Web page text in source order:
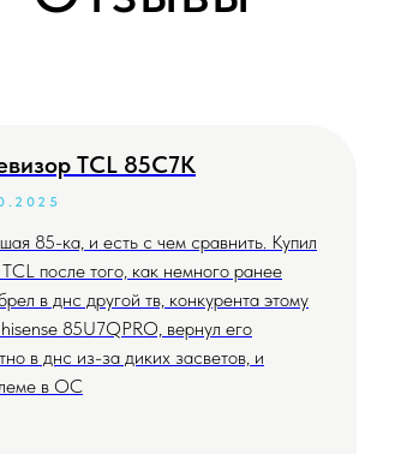
TCL 85C7K
85-ка, и есть с чем сравнить. Купил
после того, как немного ранее
в днс другой тв, конкурента этому
85U7QPRO, вернул его
в днс из-за диких засветов, и
в ОС